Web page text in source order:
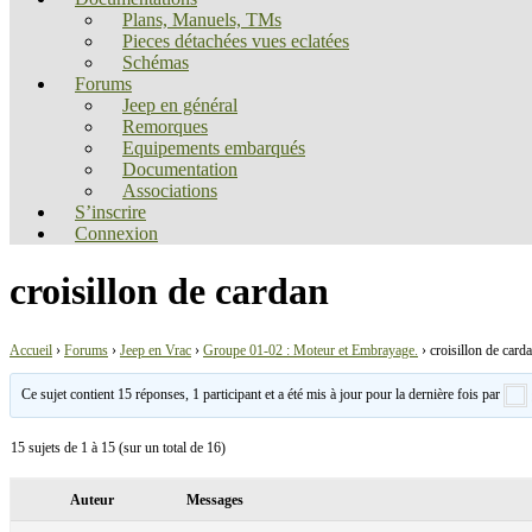
Plans, Manuels, TMs
Pieces détachées vues eclatées
Schémas
Forums
Jeep en général
Remorques
Equipements embarqués
Documentation
Associations
S’inscrire
Connexion
croisillon de cardan
Accueil › Forums › Jeep en Vrac › Groupe 01-02 : Moteur et Embrayage. › croisillon de
Ce sujet contient 15 réponses, 1 participant et a été mis à jour pour la dernière fois par
15 sujets de 1 à 15 (sur un total de 16)
Auteur Messages